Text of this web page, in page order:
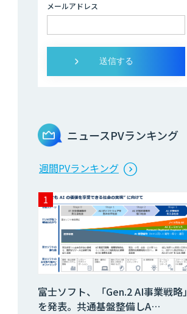
メールアドレス
ニュースPVランキング
週間PVランキング
富士ソフト、「Gen.2 AI事業戦略」
を発表。共通基盤整備しA…